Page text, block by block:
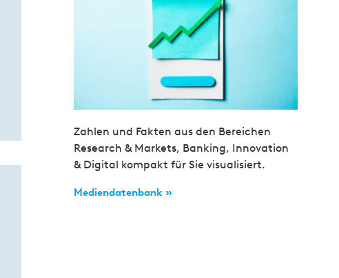
Zahlen und Fakten aus den Bereichen
Research & Markets, Banking, Innovation
& Digital kompakt für Sie visualisiert.
Mediendatenbank »